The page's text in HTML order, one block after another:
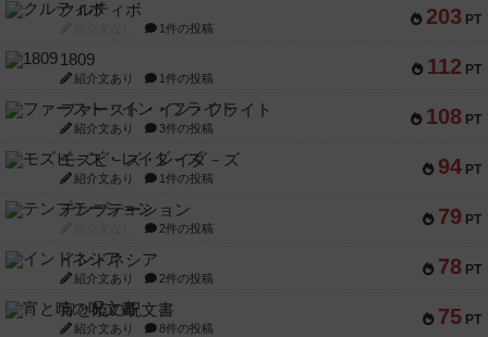
203 PT
クルティボ
1件の投稿
112 PT
1809
紹介文あり 1件の投稿
108 PT
ファースト・イン・フライト
紹介文あり 3件の投稿
94 PT
モズビ－ズ・レイダ－ズ
紹介文あり 1件の投稿
79 PT
テンプテーション
2件の投稿
78 PT
インドネシア
紹介文あり 2件の投稿
75 PT
宵と暁の呪文書
紹介文あり 8件の投稿